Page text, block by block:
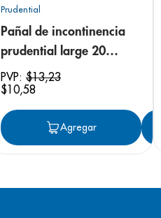
Prudential
Pañal de incontinencia
prudential large 20
unidades
PVP: $13,23
$10,58
Agregar